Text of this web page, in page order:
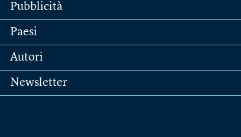
Pubblicità
Paesi
Autori
Newsletter